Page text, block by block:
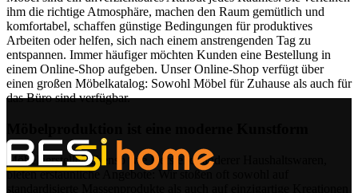
ihm die richtige Atmosphäre, machen den Raum gemütlich und
komfortabel, schaffen günstige Bedingungen für produktives
Arbeiten oder helfen, sich nach einem anstrengenden Tag zu
entspannen. Immer häufiger möchten Kunden eine Bestellung in
einem Online-Shop aufgeben. Unser Online-Shop verfügt über
einen großen Möbelkatalog: Sowohl Möbel für Zuhause als auch für
das Büro sind verfügbar.
Möbelhersteller, ebenso wie Hersteller anderer Haushaltswaren,
bieten erstaunliche Angebote: Wir stoßen oft sowohl auf